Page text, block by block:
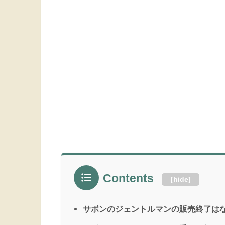
Contents [hide]
サボンのジェントルマンの販売終了は